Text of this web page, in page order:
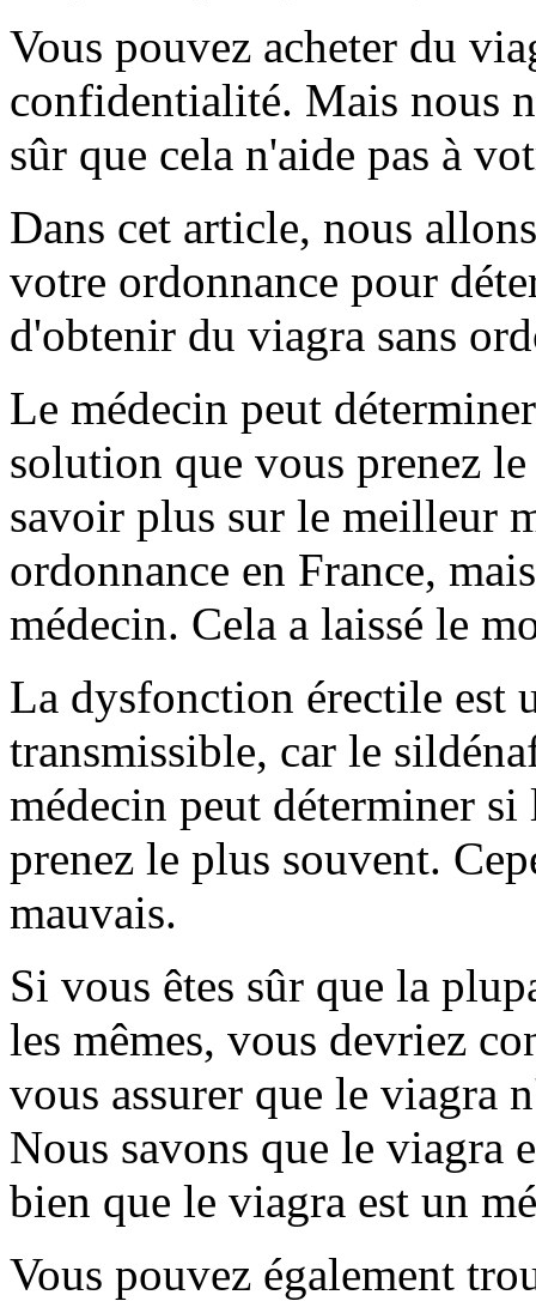
Vous pouvez acheter du
confidentialité. Mais nous
sûr que cela n'aide pas à
Dans cet article, nous
votre ordonnance pour
d'obtenir du viagra sans
Le médecin peut
solution que vous prenez
savoir plus sur le meilleur
ordonnance en France,
médecin. Cela a laissé le
La dysfonction érectile est
transmissible, car le
médecin peut déterminer
prenez le plus souvent.
mauvais.
Si vous êtes sûr que la
les mêmes, vous devriez
vous assurer que le viagra
Nous savons que le viagra
bien que le viagra est un
Vous pouvez également